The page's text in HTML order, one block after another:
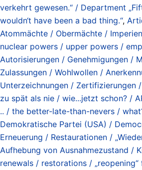
verkehrt gewesen.“ / Department
wouldn‘t have been a bad thing.“,
Atommächte / Obermächte /
nuclear powers / upper powers /
Autorisierungen / Genehmigungen /
Zulassungen / Wohlwollen /
Unterzeichnungen / Zertifizierungen
zu spät als nie / wie...jetzt schon? /
.. / the better-late-than-nevers /
Demokratische Partei (USA) /
Erneuerung / Restaurationen /
Aufhebung von Ausnahmezustand /
renewals / restorations /